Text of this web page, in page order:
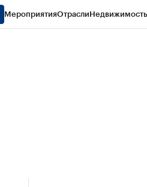
МероприятияОтраслиНедвижимость